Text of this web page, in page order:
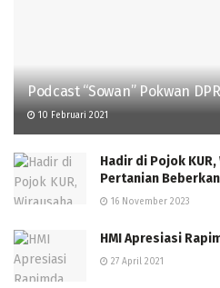
Podcast “Sowan” Pokwan
10 Februari 2021
Hadir di Pojok
Pertanian
16 November 2023
HMI Apresiasi
27 April 2021